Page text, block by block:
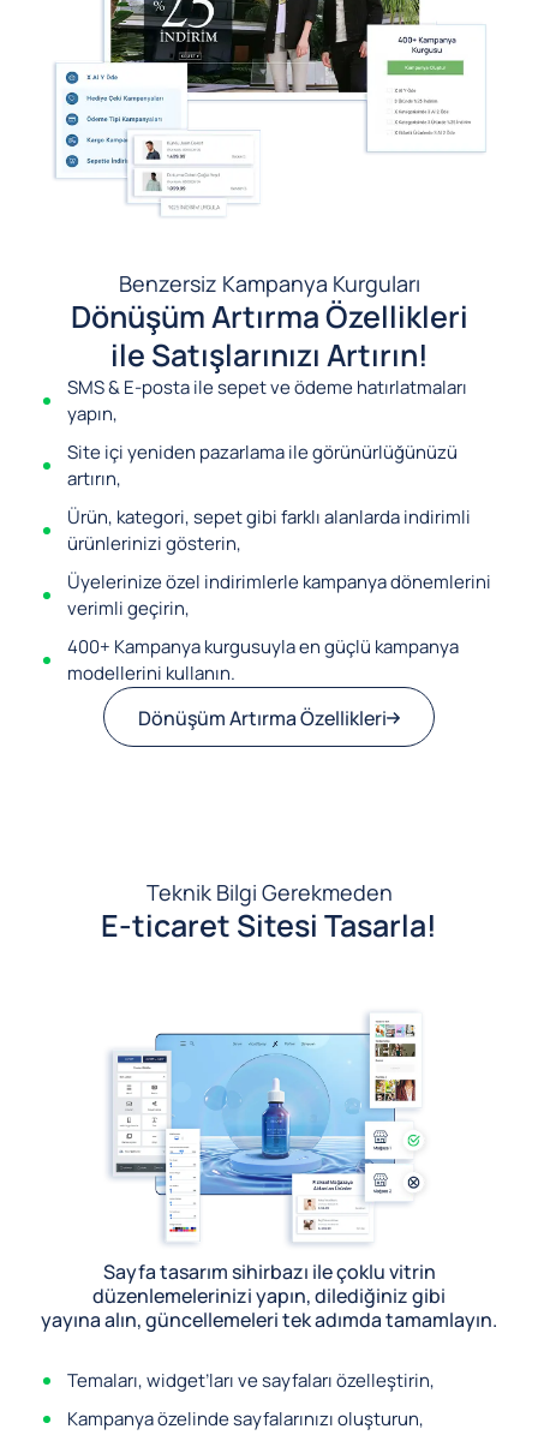
Benzersiz Kampanya Kurguları
Dönüşüm Artırma Özellikleri
ile Satışlarınızı Artırın!
SMS & E-posta ile sepet ve ödeme hatırlatmaları
yapın,
Site içi yeniden pazarlama ile görünürlüğünüzü
artırın,
Ürün, kategori, sepet gibi farklı alanlarda indirimli
ürünlerinizi gösterin,
Üyelerinize özel indirimlerle kampanya dönemlerini
verimli geçirin,
400+ Kampanya kurgusuyla en güçlü kampanya
modellerini kullanın.
Dönüşüm Artırma Özellikleri
Teknik Bilgi Gerekmeden
E-ticaret Sitesi Tasarla!
Sayfa tasarım sihirbazı ile çoklu vitrin
düzenlemelerinizi yapın, dilediğiniz gibi
yayına alın, güncellemeleri tek adımda tamamlayın.
Temaları, widget’ları ve sayfaları özelleştirin,
Kampanya özelinde sayfalarınızı oluşturun,